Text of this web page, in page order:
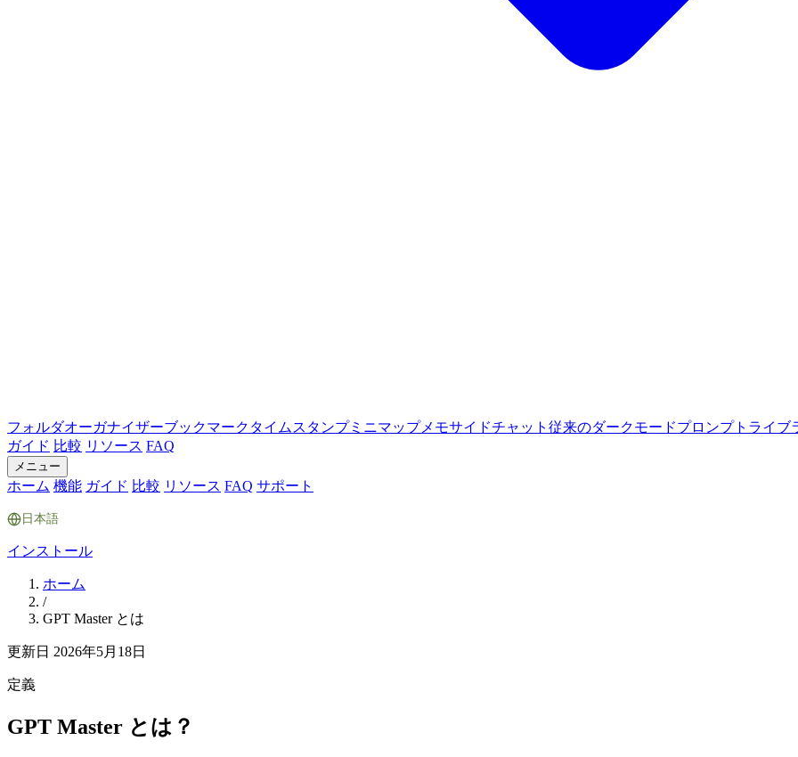
フォルダオーガナイザーブックマーク タイムスタンプミニマップメモサイドチャット 従来のダークモードプロンプトライブ
ガイド 比較 リソース FAQ
メニュー
ホーム 機能 ガイド 比較 リソース FAQ サポート
日本語
インストール
ホーム
/
GPT Master とは
更新日 2026年5月18日
定義
GPT Master とは？